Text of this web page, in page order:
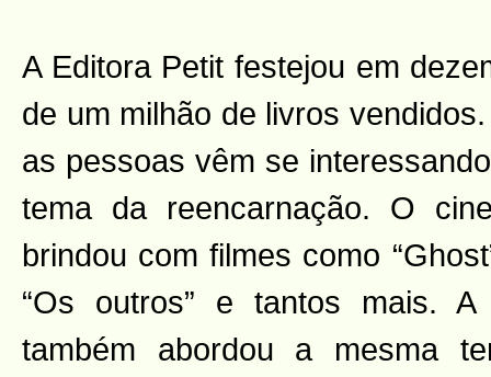
A Editora Petit festejou em
de um milhão de livros
as pessoas vêm se
tema da reencarnação. O
brindou com filmes como
“Os outros” e tantos mais. A
também abordou a mesma